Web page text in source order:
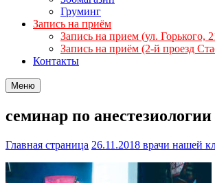
Груминг
Запись на приём
Запись на прием (ул. Горького,
Запись на приём (2-й проезд
Контакты
Меню
семинар по
Главная страница 26.11.2018 врачи нашей